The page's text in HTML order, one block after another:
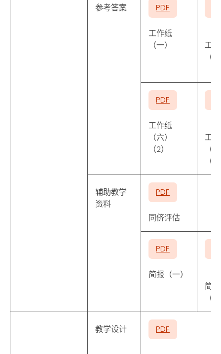
参考答案 PDF
工作纸
（一）
工
（
PDF
工作纸
（六）
（2）
工
（
（
辅助教学
资料
PDF
同侪评估
PDF
简报（一）
简报
（
教学设计 PDF